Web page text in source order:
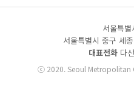
서울특
서울특별시 중구 세
대표전화 다
ⓒ2020. Seoul Metropolitan